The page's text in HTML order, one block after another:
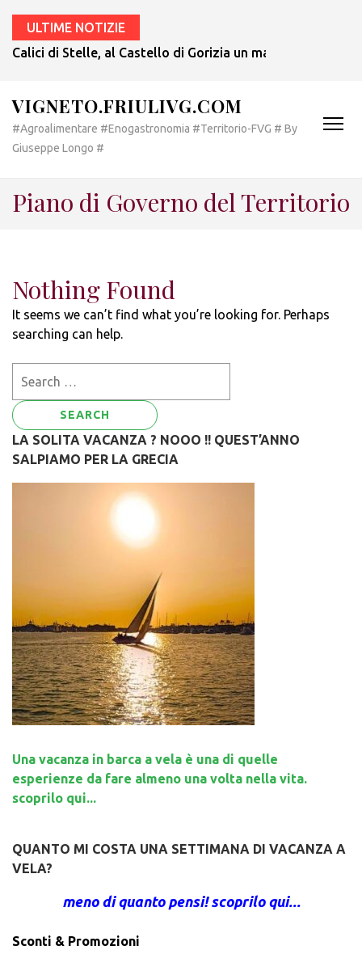
ULTIME NOTIZIE
Calici di Stelle, al Castello di Gorizia un magnifico
VIGNETO.FRIULIVG.COM
#Agroalimentare #Enogastronomia #Territorio-FVG # By
Giuseppe Longo #
Piano di Governo del Territorio
Nothing Found
It seems we can’t find what you’re looking for. Perhaps
searching can help.
LA SOLITA VACANZA ? NOOO !! QUEST’ANNO
SALPIAMO PER LA GRECIA
Una vacanza in barca a vela è una di quelle
esperienze da fare almeno una volta nella vita.
scoprilo qui...
QUANTO MI COSTA UNA SETTIMANA DI VACANZA A
VELA?
meno di quanto pensi! scoprilo qui...
Sconti & Promozioni